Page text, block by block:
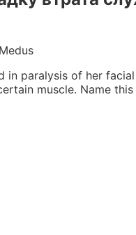
paralysis of her
muscle. Name this